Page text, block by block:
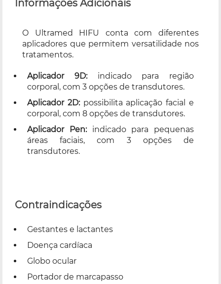
Informações Adicionais
O Ultramed HIFU conta com diferentes
aplicadores que permitem versatilidade nos
tratamentos.
Aplicador 9D:indicado para região
corporal, com 3 opções de transdutores.
Aplicador 2D:possibilita aplicação facial e
corporal, com 8 opções de transdutores.
Aplicador Pen:indicado para pequenas
áreas faciais, com 3 opções de
transdutores.
Contraindicações
Gestantes e lactantes
Doença cardíaca
Globo ocular
Portador de marcapasso